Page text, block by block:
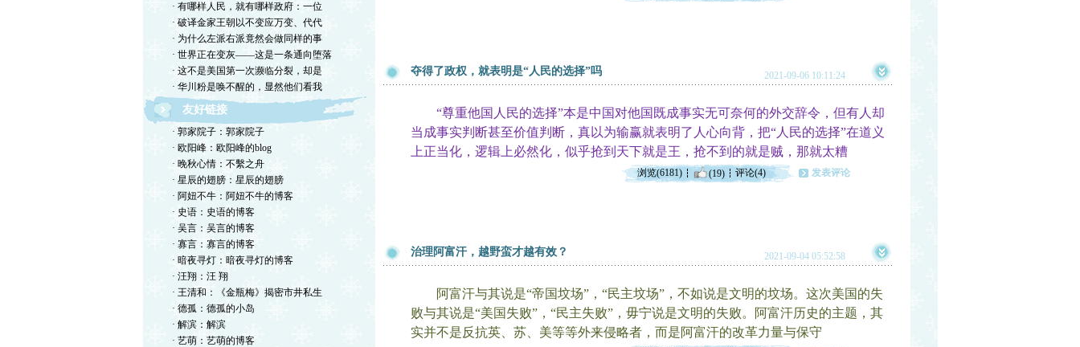
· 有哪样人民，就有哪样政府：一位
· 破译金家王朝以不变应万变、代代
· 为什么左派右派竟然会做同样的事
· 世界正在变灰——这是一条通向堕落
· 这不是美国第一次濒临分裂，却是
· 华川粉是唤不醒的，显然他们看我
友好链接
· 郭家院子：郭家院子
· 欧阳峰：欧阳峰的blog
· 晚秋心情：不繫之舟
· 星辰的翅膀：星辰的翅膀
· 阿妞不牛：阿妞不牛的博客
· 史语：史语的博客
· 吴言：吴言的博客
· 寡言：寡言的博客
· 暗夜寻灯：暗夜寻灯的博客
· 汪翔：汪 翔
· 王清和：《金瓶梅》揭密市井私生
· 德孤：德孤的小岛
· 解滨：解滨
· 艺萌：艺萌的博客
夺得了政权，就表明是“人民的选择”吗 2021-09-06 10:11:24
“尊重他国人民的选择”本是中国对他国既成事实无可奈何的外交辞令，但有人却
当成事实判断甚至价值判断，真以为输赢就表明了人心向背，把“人民的选择”在道义
上正当化，逻辑上必然化，似乎抢到天下就是王，抢不到的就是贼，那就太糟
浏览(6181) (19) 评论(4) 发表评论
治理阿富汗，越野蛮才越有效？ 2021-09-04 05:52:58
阿富汗与其说是“帝国坟场”，“民主坟场”，不如说是文明的坟场。这次美国的失
败与其说是“美国失败”，“民主失败”，毋宁说是文明的失败。阿富汗历史的主题，其
实并不是反抗英、苏、美等等外来侵略者，而是阿富汗的改革力量与保守